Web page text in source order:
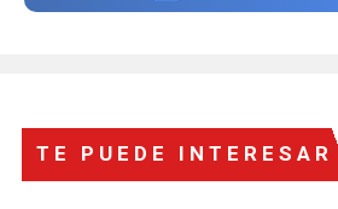
TE PUEDE INTERESAR